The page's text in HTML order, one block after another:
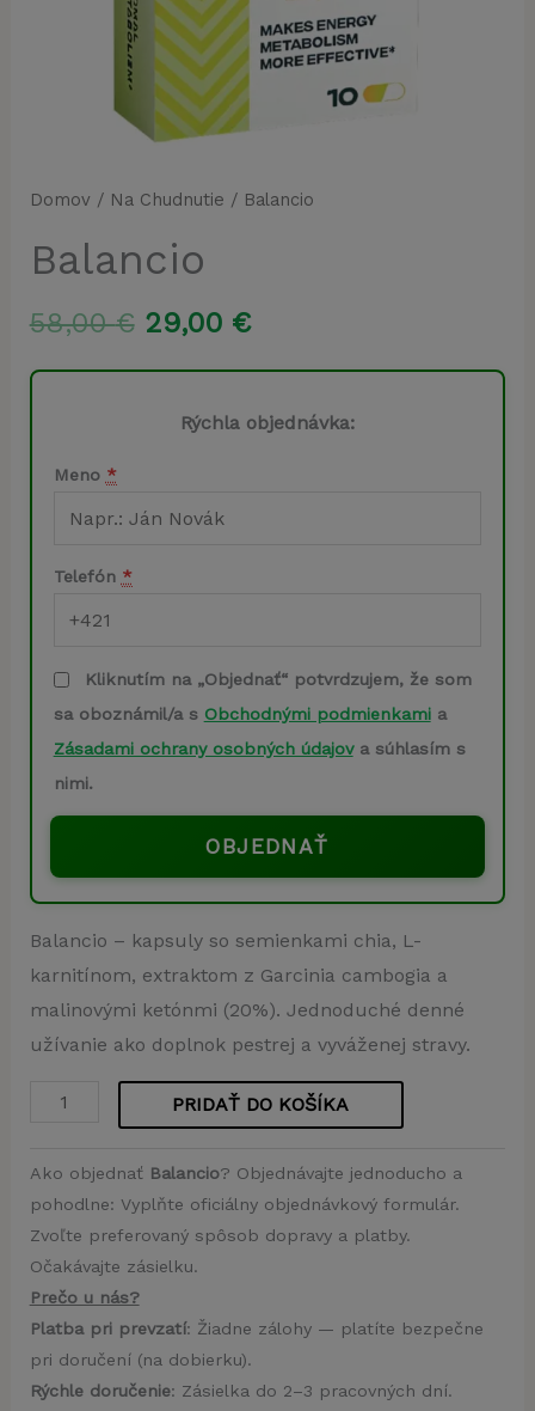
Domov / Na Chudnutie / Balancio
Balancio
58,00€ Pôvodná
cena
bola:
29,00 €Aktuálna
cena
je:
Rýchla objednávka:
Meno *
Telefón *
Kliknutím na „Objednať“ potvrdzujem, že som
sa oboznámil/a s Obchodnými podmienkamia
Zásadami ochrany osobných údajova súhlasím s
nimi.
OBJEDNAŤ
Balancio – kapsuly so semienkami chia, L-
karnitínom, extraktom z Garcinia cambogia a
malinovými ketónmi (20%). Jednoduché denné
užívanie ako doplnok pestrej a vyváženej stravy.
PRIDAŤ DO KOŠÍKA
Ako objednať Balancio? Objednávajte jednoducho a
pohodlne: Vyplňte oficiálny objednávkový formulár.
Zvoľte preferovaný spôsob dopravy a platby.
Očakávajte zásielku.
Prečo u nás?
Platba pri prevzatí: Žiadne zálohy — platíte bezpečne
pri doručení (na dobierku).
Rýchle doručenie: Zásielka do 2–3 pracovných dní.